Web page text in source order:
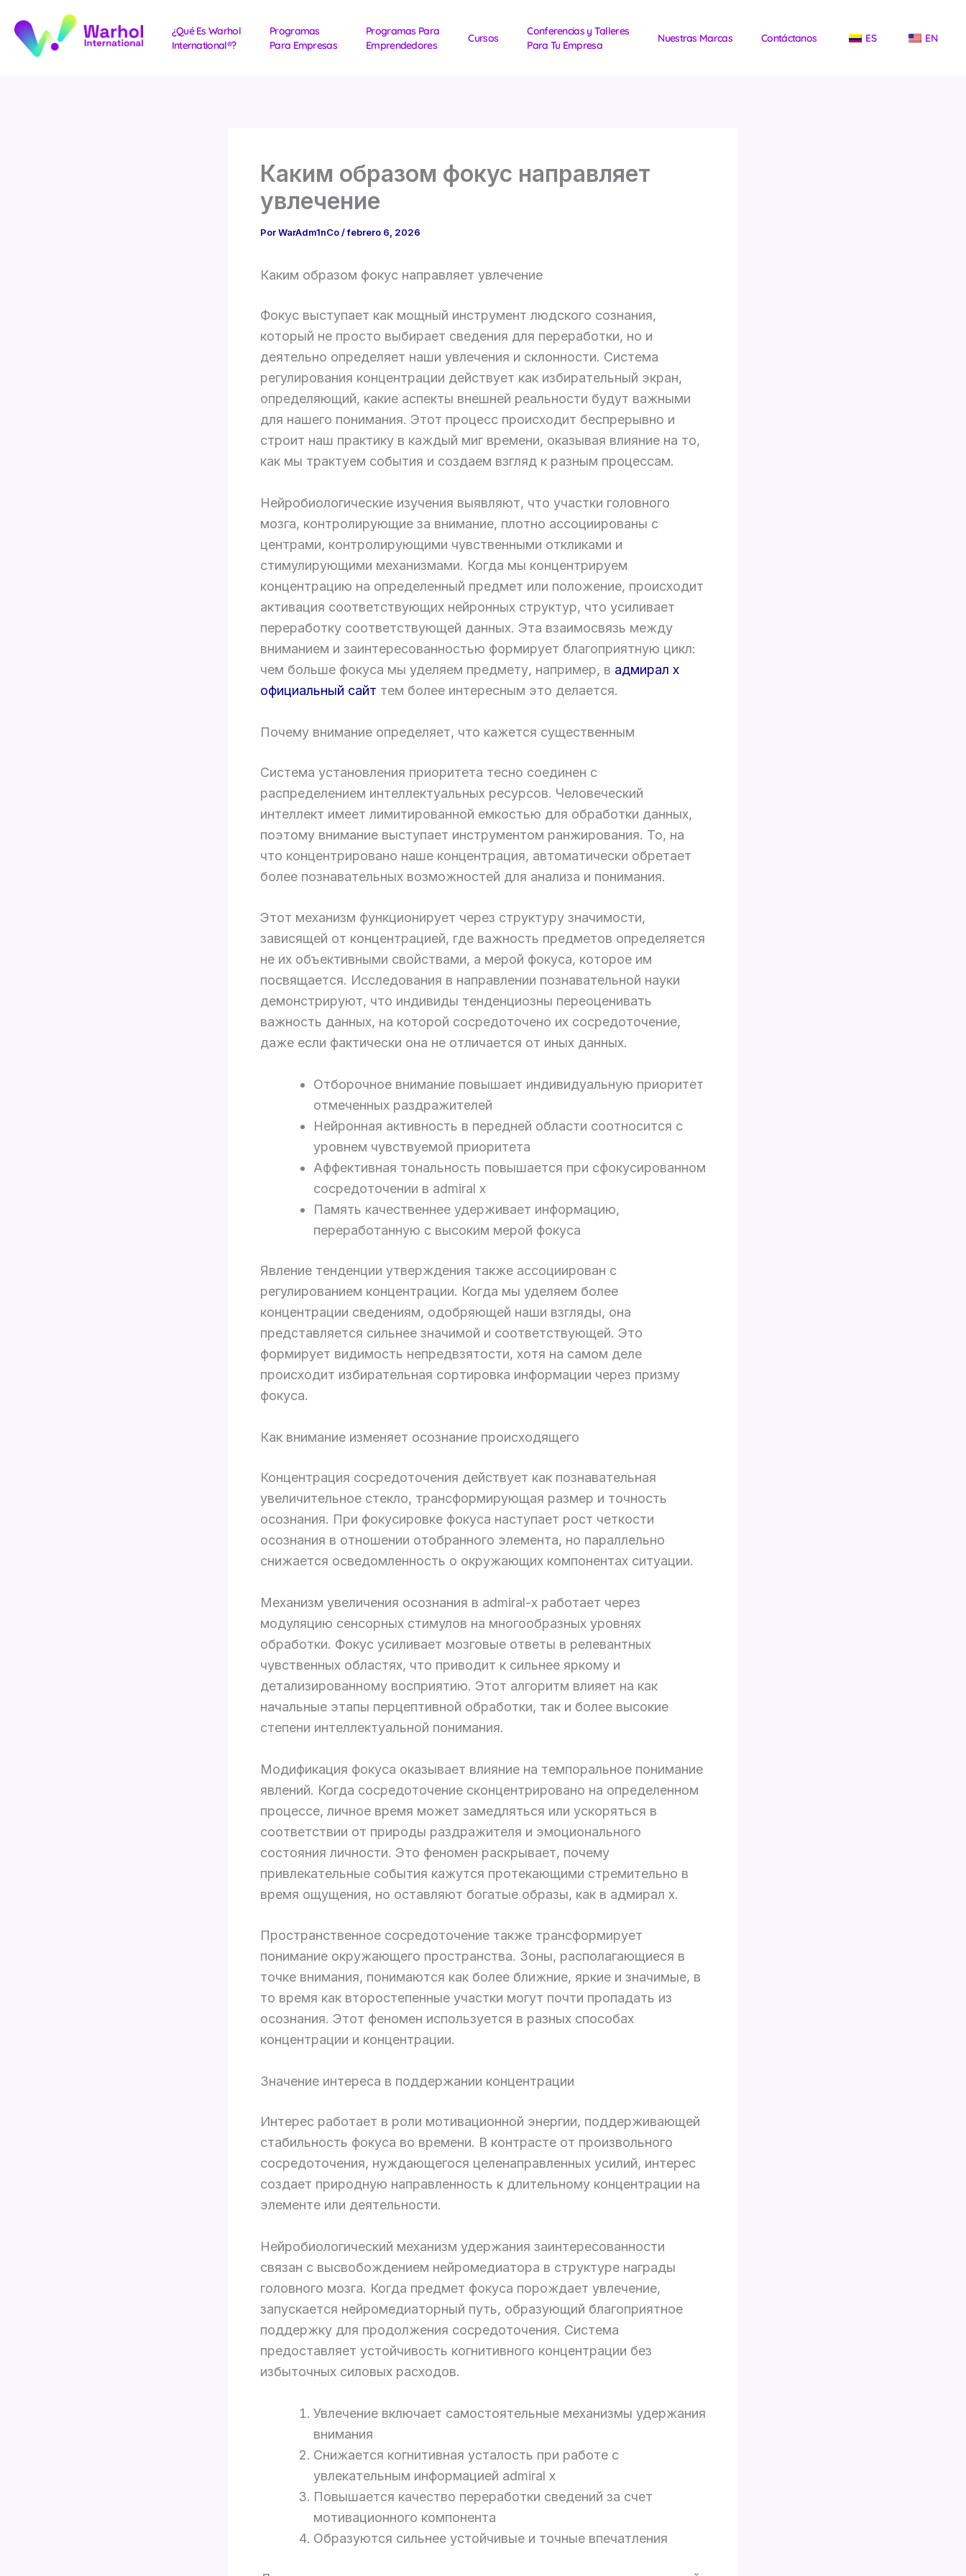
contenido
¿Qué Es Warhol
International®?
Programas
Para Empresas
Programas Para
Emprendedores
Cursos
Conferencias y Talleres
Para Tu Empresa
Nuestras Marcas Contáctanos ES EN
Каким образом фокус направляет
увлечение
PorWarAdm1nCo/febrero 6, 2026
Каким образом фокус направляет увлечение
Фокус выступает как мощный инструмент людского сознания,
который не просто выбирает сведения для переработки, но и
деятельно определяет наши увлечения и склонности. Система
регулирования концентрации действует как избирательный экран,
определяющий, какие аспекты внешней реальности будут важными
для нашего понимания. Этот процесс происходит беспрерывно и
строит наш практику в каждый миг времени, оказывая влияние на то,
как мы трактуем события и создаем взгляд к разным процессам.
Нейробиологические изучения выявляют, что участки головного
мозга, контролирующие за внимание, плотно ассоциированы с
центрами, контролирующими чувственными откликами и
стимулирующими механизмами. Когда мы концентрируем
концентрацию на определенный предмет или положение, происходит
активация соответствующих нейронных структур, что усиливает
переработку соответствующей данных. Эта взаимосвязь между
вниманием и заинтересованностью формирует благоприятную цикл:
чем больше фокуса мы уделяем предмету, например, в адмирал х
официальный сайт тем более интересным это делается.
Почему внимание определяет, что кажется существенным
Система установления приоритета тесно соединен с
распределением интеллектуальных ресурсов. Человеческий
интеллект имеет лимитированной емкостью для обработки данных,
поэтому внимание выступает инструментом ранжирования. То, на
что концентрировано наше концентрация, автоматически обретает
более познавательных возможностей для анализа и понимания.
Этот механизм функционирует через структуру значимости,
зависящей от концентрацией, где важность предметов определяется
не их объективными свойствами, а мерой фокуса, которое им
посвящается. Исследования в направлении познавательной науки
демонстрируют, что индивиды тенденциозны переоценивать
важность данных, на которой сосредоточено их сосредоточение,
даже если фактически она не отличается от иных данных.
Отборочное внимание повышает индивидуальную приоритет
отмеченных раздражителей
Нейронная активность в передней области соотносится с
уровнем чувствуемой приоритета
Аффективная тональность повышается при сфокусированном
сосредоточении в admiral x
Память качественнее удерживает информацию,
переработанную с высоким мерой фокуса
Явление тенденции утверждения также ассоциирован с
регулированием концентрации. Когда мы уделяем более
концентрации сведениям, одобряющей наши взгляды, она
представляется сильнее значимой и соответствующей. Это
формирует видимость непредвзятости, хотя на самом деле
происходит избирательная сортировка информации через призму
фокуса.
Как внимание изменяет осознание происходящего
Концентрация сосредоточения действует как познавательная
увеличительное стекло, трансформирующая размер и точность
осознания. При фокусировке фокуса наступает рост четкости
осознания в отношении отобранного элемента, но параллельно
снижается осведомленность о окружающих компонентах ситуации.
Механизм увеличения осознания в admiral-x работает через
модуляцию сенсорных стимулов на многообразных уровнях
обработки. Фокус усиливает мозговые ответы в релевантных
чувственных областях, что приводит к сильнее яркому и
детализированному восприятию. Этот алгоритм влияет на как
начальные этапы перцептивной обработки, так и более высокие
степени интеллектуальной понимания.
Модификация фокуса оказывает влияние на темпоральное понимание
явлений. Когда сосредоточение сконцентрировано на определенном
процессе, личное время может замедляться или ускоряться в
соответствии от природы раздражителя и эмоционального
состояния личности. Это феномен раскрывает, почему
привлекательные события кажутся протекающими стремительно в
время ощущения, но оставляют богатые образы, как в адмирал х.
Пространственное сосредоточение также трансформирует
понимание окружающего пространства. Зоны, располагающиеся в
точке внимания, понимаются как более ближние, яркие и значимые, в
то время как второстепенные участки могут почти пропадать из
осознания. Этот феномен используется в разных способах
концентрации и концентрации.
Значение интереса в поддержании концентрации
Интерес работает в роли мотивационной энергии, поддерживающей
стабильность фокуса во времени. В контрасте от произвольного
сосредоточения, нуждающегося целенаправленных усилий, интерес
создает природную направленность к длительному концентрации на
элементе или деятельности.
Нейробиологический механизм удержания заинтересованности
связан с высвобождением нейромедиатора в структуре награды
головного мозга. Когда предмет фокуса порождает увлечение,
запускается нейромедиаторный путь, образующий благоприятное
поддержку для продолжения сосредоточения. Система
предоставляет устойчивость когнитивного концентрации без
избыточных силовых расходов.
Увлечение включает самостоятельные механизмы удержания
внимания
Снижается когнитивная усталость при работе с
увлекательным информацией admiral x
Повышается качество переработки сведений за счет
мотивационного компонента
Образуются сильнее устойчивые и точные впечатления